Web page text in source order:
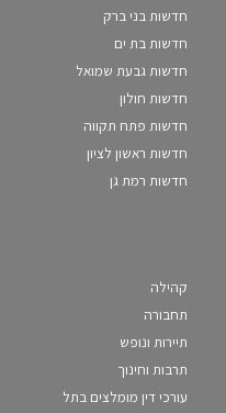
חדשות בני ברק
חדשות בת ים
חדשות גבעת שמואל
חדשות חולון
חדשות פתח תקווה
חדשות ראשון לציון
חדשות רמת גן
קהילה
תחבורה
תיירות ונופש
תרבות וחינוך
עורכי דין מומלצים בתל